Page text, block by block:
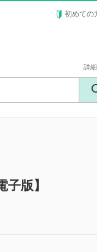
初めての
詳
版】